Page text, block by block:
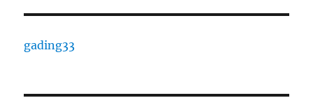
gading33